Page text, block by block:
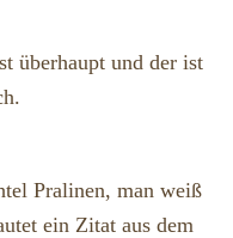
überhaupt und der ist
Pralinen, man weiß
ein Zitat aus dem